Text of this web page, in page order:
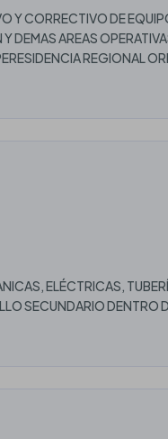
Y CORRECTIVO DE
DEMAS AREAS
REGIONAL
ELÉCTRICAS,
SECUNDARIO DENTRO